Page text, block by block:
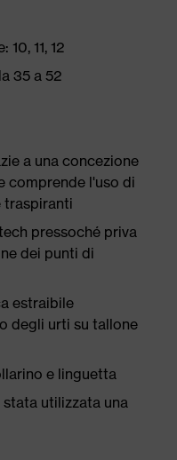
11, 12
35 a 52
a una concezione
comprende l'uso di
traspiranti
pressoché priva
dei punti di
estraibile
degli urti su tallone
e linguetta
stata utilizzata una